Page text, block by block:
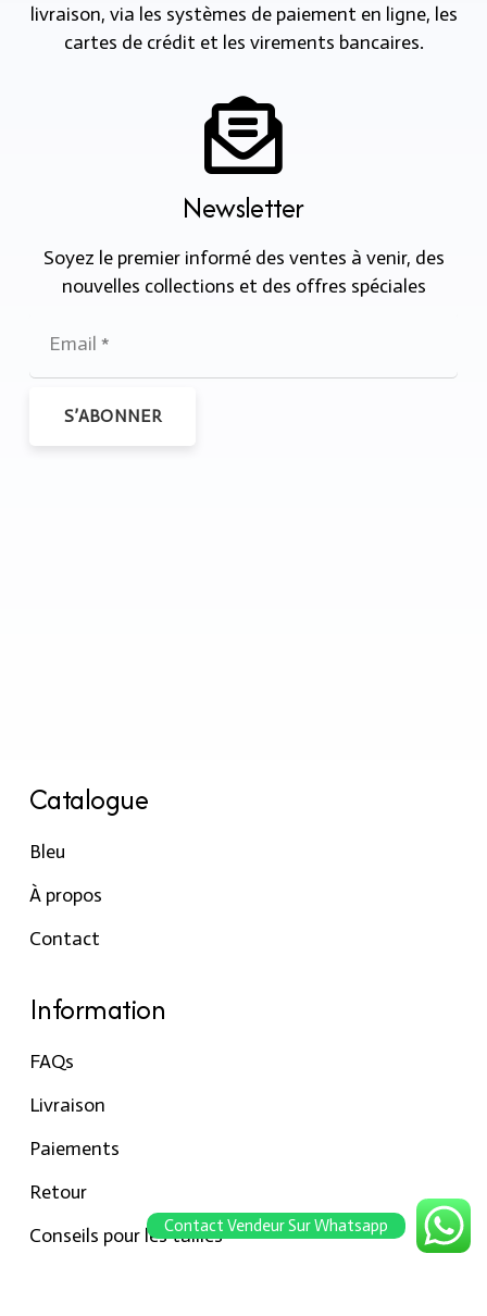
livraison, via les systèmes de paiement en ligne, les
cartes de crédit et les virements bancaires.
Newsletter
Soyez le premier informé des ventes à venir, des
nouvelles collections et des offres spéciales
S’ABONNER
Catalogue
Bleu
À propos
Contact
Information
FAQs
Livraison
Paiements
Retour
Conseils pour les taillesContact Vendeur Sur Whatsapp